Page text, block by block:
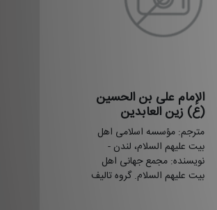
الإمام علی بن الحسین
(ع) زین العابدین
مترجم: مؤسسه اسلامی اهل
بیت علیهم السلام، لندن -
نویسنده: مجمع جهانی اهل
بیت علیهم السلام. گروه تالیف